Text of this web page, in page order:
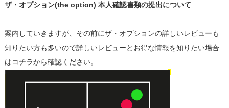
ザ・オプション(the option) 本人確認書類の提出について
案内していきますが、その前にザ・オプションの詳しいレビューも
知りたい方も多いので詳しいレビューとお得な情報を知りたい場合
はコチラから確認ください。